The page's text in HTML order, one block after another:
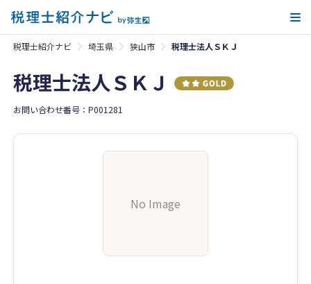
税理士紹介ナビ 埼玉県 狭山市 税理士法人ＳＫＪ
税理士法人ＳＫＪ
お問い合わせ番号：P001281
No Image